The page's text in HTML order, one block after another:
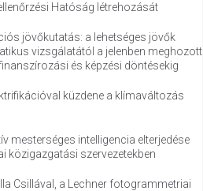
Hatóság létrehozását
jövőkutatás: a lehetséges jövők
vizsgálatától a jelenben meghozott
és képzési döntésekig
küzdene a klímaváltozás
mesterséges intelligencia elterjedése
közigazgatási szervezetekben
Csillával, a Lechner fotogrammetriai